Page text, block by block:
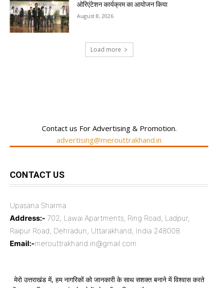
ओरिएंटेशन कार्यक्रम का आयोजन किया
August 8, 2026
Load more
Contact us For Advertising & Promotion.
advertising@merouttrakhand.in
CONTACT US
Upasana Sharma
Address:- 702, Lawai Apartments, Ring Road, Ladpur,
Raipur Road, Dehradun, Uttarakhand, India 248008
Email:-merouttrakhand.in@gmail.com
मेरो उत्तराखंड में, हम नागरिकों को जानकारी के साथ सशक्त बनाने में विश्वास करते